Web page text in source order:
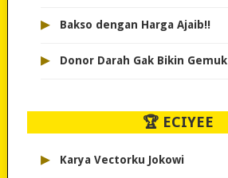
▸ Bakso dengan Harga Ajaib!!
▸ Donor Darah Gak Bikin Gemuk
🏆 ECIYEE
▸ Karya Vectorku Jokowi